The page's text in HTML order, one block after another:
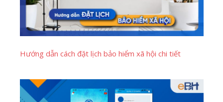
Hướng dẫn cách đặt lịch bảo hiểm xã hội chi tiết